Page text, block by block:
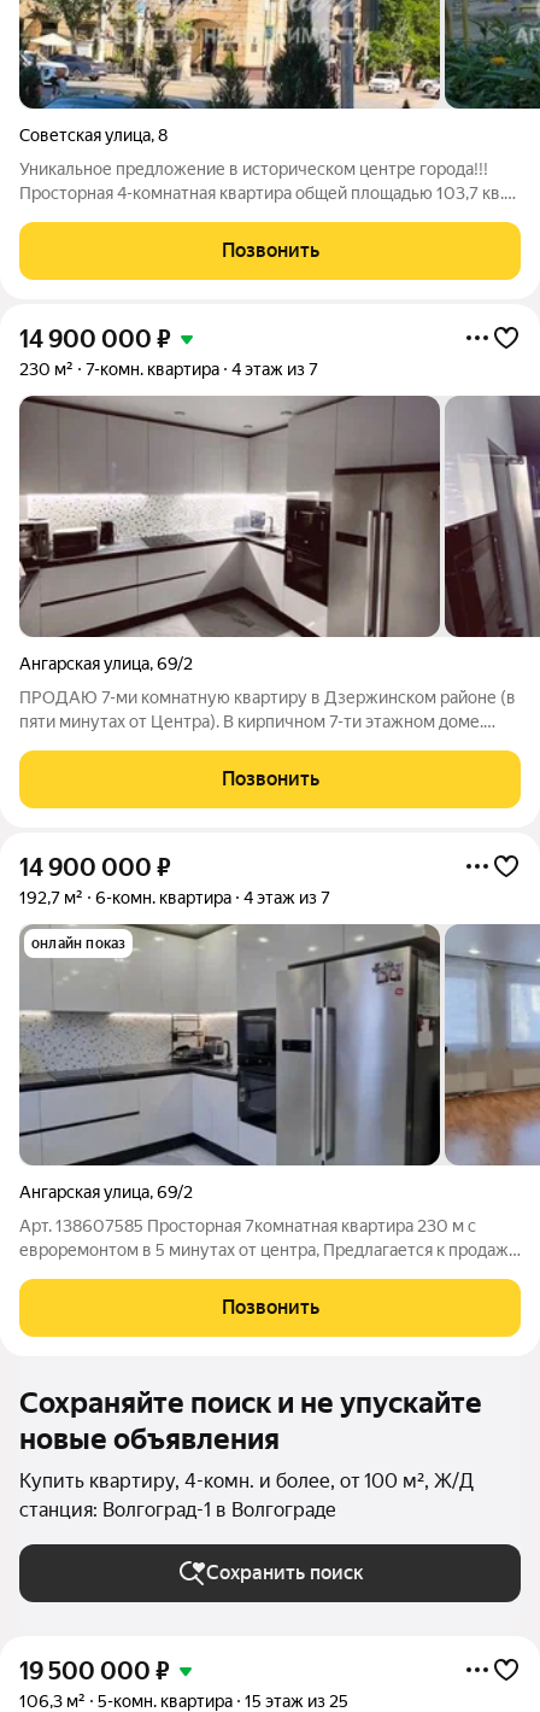
Советская улица,8
Уникальное предложение в историческом центре города!!!
Просторная 4-комнатная квартира общей площадью 103,7 кв.м.
центральной набережной города.Панорамный вид на Волгу,
храм, живописный парк.
Позвонить
14 900 000 ₽
230 м² 7-комн. квартира 4 этаж из 7
Ангарская улица,69/2
ПРОДАЮ 7-ми комнатную квартиру в Дзержинском районе (в
пяти минутах от Центра). В кирпичном 7-ти этажном доме.
спортзал, прачечная, гостиная, кухня, 2 совмещенных санузла).
Два незастекленных
Позвонить
14 900 000 ₽
192,7 м² 6-комн. квартира 4 этаж из 7
онлайн показ
Ангарская улица,69/2
Арт. 138607585 Просторная 7комнатная квартира 230 м с
евроремонтом в 5 минутах от центра, Предлагается к продаже
230 м на 4 этаже 7этажного кирпичного дома Отличное
соотношение площади и
Позвонить
Сохраняйте поиск и не упускайте
новые объявления
Купить квартиру, 4-комн. и более, от 100 м², Ж/Д
станция: Волгоград-1 в Волгограде
Сохранить поиск
19 500 000 ₽
106,3 м² 5-комн. квартира 15 этаж из 25